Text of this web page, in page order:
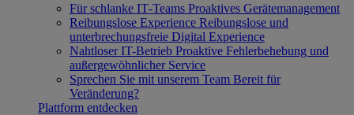
Für schlanke IT‐Teams Proaktives Gerätemanagement
Reibungslose Experience Reibungslose und
unterbrechungsfreie Digital Experience
Nahtloser IT-Betrieb Proaktive Fehlerbehebung und
außergewöhnlicher Service
Sprechen Sie mit unserem Team Bereit für
Veränderung?
Plattform entdecken